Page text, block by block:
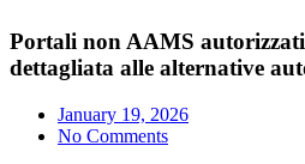
Portali non AAMS
dettagliata alle alternative
January 19, 2026
No Comments